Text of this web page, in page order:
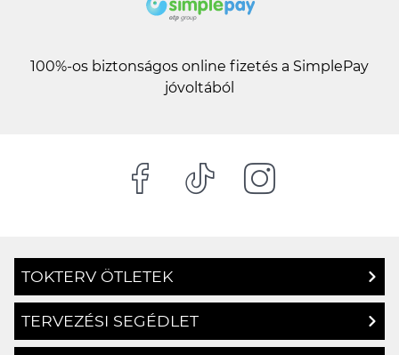
100%-os biztonságos online fizetés a SimplePay
jóvoltából
TOKTERV ÖTLETEK
TERVEZÉSI SEGÉDLET